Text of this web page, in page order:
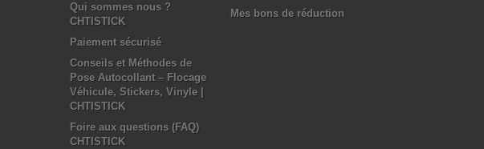
Qui sommes nous ?
CHTISTICK
Paiement sécurisé
Conseils et Méthodes de
Pose Autocollant – Flocage
Véhicule, Stickers, Vinyle |
CHTISTICK
Foire aux questions (FAQ)
CHTISTICK
Mes bons de réduction